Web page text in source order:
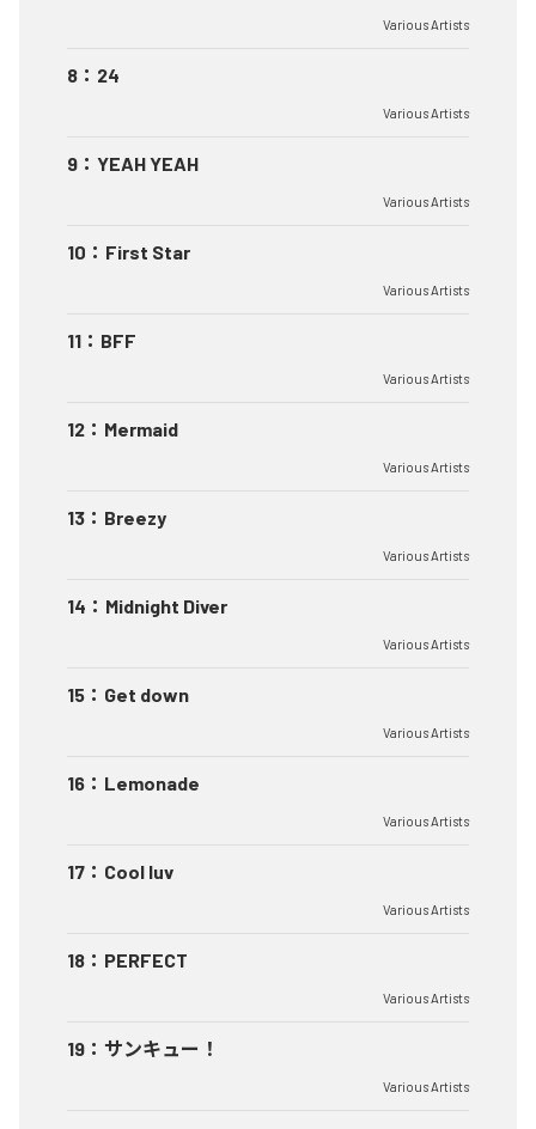
Various Artists
8 ： 24
Various Artists
9 ： YEAH YEAH
Various Artists
10 ： First Star
Various Artists
11 ： BFF
Various Artists
12 ： Mermaid
Various Artists
13 ： Breezy
Various Artists
14 ： Midnight Diver
Various Artists
15 ： Get down
Various Artists
16 ： Lemonade
Various Artists
17 ： Cool luv
Various Artists
18 ： PERFECT
Various Artists
19 ： サンキュー！
Various Artists